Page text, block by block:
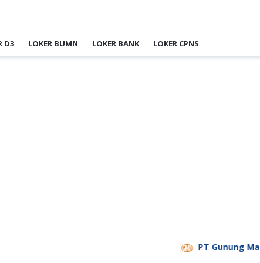
D3 LOKER BUMN LOKER BANK LOKER CPNS
PT Gunung Madu